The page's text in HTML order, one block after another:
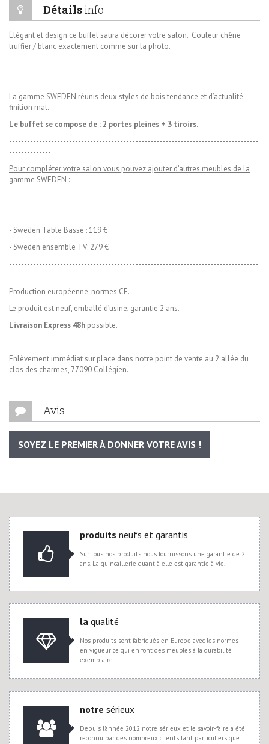
Détailsinfo
Élégant et design ce buffet saura décorer votre salon. Couleur chêne
truffier / blanc exactement comme sur la photo.
La gamme SWEDEN réunis deux styles de bois tendance et d’actualité
finition mat.
Le buffet se compose de : 2 portes pleines + 3 tiroirs.
-----------------------------------------------------------------------------------
--------------
Pour compléter votre salon vous pouvez ajouter d’autres meubles de la
gamme SWEDEN :
- Sweden Table Basse : 119 €
- Sweden ensemble TV: 279 €
-----------------------------------------------------------------------------------
-------
Production européenne, normes CE.
Le produit est neuf, emballé d’usine, garantie 2 ans.
Livraison Express 48h possible.
Enlèvement immédiat sur place dans notre point de vente au 2 allée du
clos des charmes, 77090 Collégien.
Avis
SOYEZ LE PREMIER À DONNER VOTRE AVIS !
produits neufs et garantis
Sur tous nos produits nous fournissons une garantie de 2
ans. La quincaillerie quant à elle est garantie à vie.
la qualité
Nos produits sont fabriqués en Europe avec les normes
en vigueur ce qui en font des meubles à la durabilité
exemplaire.
notre sérieux
Depuis l'année 2012 notre sérieux et le savoir-faire a été
reconnu par des nombreux clients tant particuliers que